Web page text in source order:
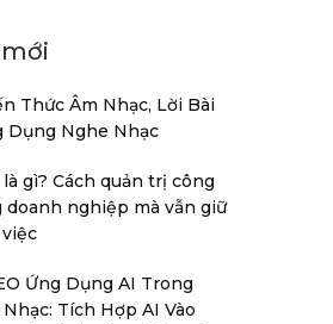
Thức Âm Nhạc, Lời Bài
Dụng Nghe Nhạc
gì? Cách quản trị công
doanh nghiệp mà vẫn giữ
Ứng Dụng AI Trong
Tích Hợp AI Vào